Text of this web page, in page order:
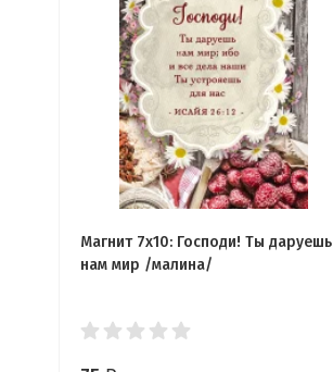
Магнит 7x10: Господи! Ты даруешь
нам мир /малина/